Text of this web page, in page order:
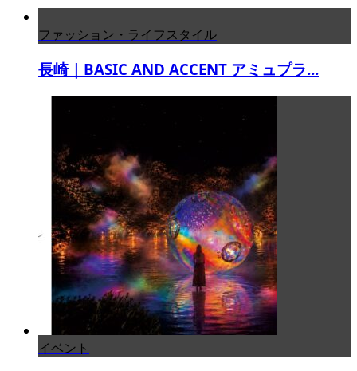
ファッション・ライフスタイル
長崎｜BASIC AND ACCENT アミュプラ...
イベント